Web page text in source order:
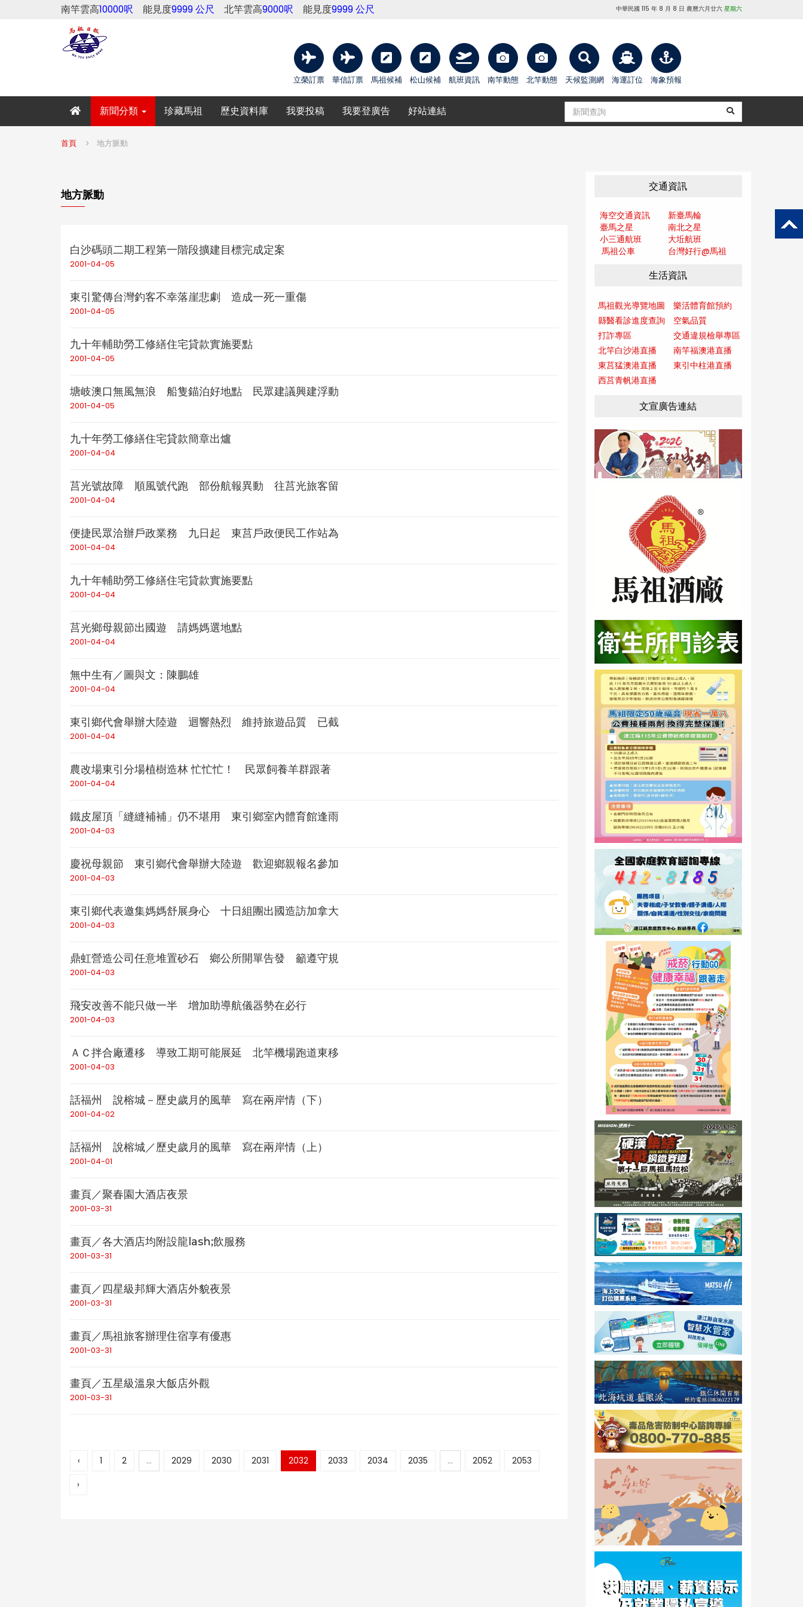
南竿雲高10000呎 能見度9999 公尺 北竿雲高9000呎 能見度9999 公尺 中華民國 115 年 8 月 8 日 農曆六月廿六 星期六
立榮訂票 華信訂票 馬祖候補 松山候補 航班資訊 南竿動態 北竿動態 天候監測網 海運訂位 海象預報
新聞分類 珍藏馬祖 歷史資料庫 我要投稿 我要登廣告 好站連結
首頁 地方脈動
地方脈動
白沙碼頭二期工程第一階段擴建目標完成定案
2001-04-05
東引驚傳台灣釣客不幸落崖悲劇 造成一死一重傷
2001-04-05
九十年輔助勞工修繕住宅貸款實施要點
2001-04-05
塘岐澳口無風無浪 船隻錨泊好地點 民眾建議興建浮動
2001-04-05
九十年勞工修繕住宅貸款簡章出爐
2001-04-04
莒光號故障 順風號代跑 部份航報異動 往莒光旅客留
2001-04-04
便捷民眾洽辦戶政業務 九日起 東莒戶政便民工作站為
2001-04-04
九十年輔助勞工修繕住宅貸款實施要點
2001-04-04
莒光鄉母親節出國遊 請媽媽選地點
2001-04-04
無中生有／圖與文：陳鵬雄
2001-04-04
東引鄉代會舉辦大陸遊 迴響熱烈 維持旅遊品質 已截
2001-04-04
農改場東引分場植樹造林 忙忙忙！ 民眾飼養羊群跟著
2001-04-04
鐵皮屋頂「縫縫補補」仍不堪用 東引鄉室內體育館逢雨
2001-04-03
慶祝母親節 東引鄉代會舉辦大陸遊 歡迎鄉親報名參加
2001-04-03
東引鄉代表邀集媽媽舒展身心 十日組團出國造訪加拿大
2001-04-03
鼎虹營造公司任意堆置砂石 鄉公所開單告發 籲遵守規
2001-04-03
飛安改善不能只做一半 增加助導航儀器勢在必行
2001-04-03
ＡＣ拌合廠遷移 導致工期可能展延 北竿機場跑道東移
2001-04-03
話福州 說榕城－歷史歲月的風華 寫在兩岸情（下）
2001-04-02
話福州 說榕城／歷史歲月的風華 寫在兩岸情（上）
2001-04-01
畫頁／聚春園大酒店夜景
2001-03-31
畫頁／各大酒店均附設龍lash;飲服務
2001-03-31
畫頁／四星級邦輝大酒店外貌夜景
2001-03-31
畫頁／馬祖旅客辦理住宿享有優惠
2001-03-31
畫頁／五星級溫泉大飯店外觀
2001-03-31
‹ 1 2 ... 2029 2030 2031 2032 2033 2034 2035 ... 2052
2053
›
交通資訊
海空交通資訊
新臺馬輪
臺馬之星
南北之星
小三通航班
大坵航班
馬祖公車
台灣好行@馬祖
生活資訊
馬祖觀光導覽地圖
樂活體育館預約
縣醫看診進度查詢
空氣品質
打詐專區
交通違規檢舉專區
北竿白沙港直播
南竿福澳港直播
東莒猛澳港直播
東引中柱港直播
西莒青帆港直播
文宣廣告連結